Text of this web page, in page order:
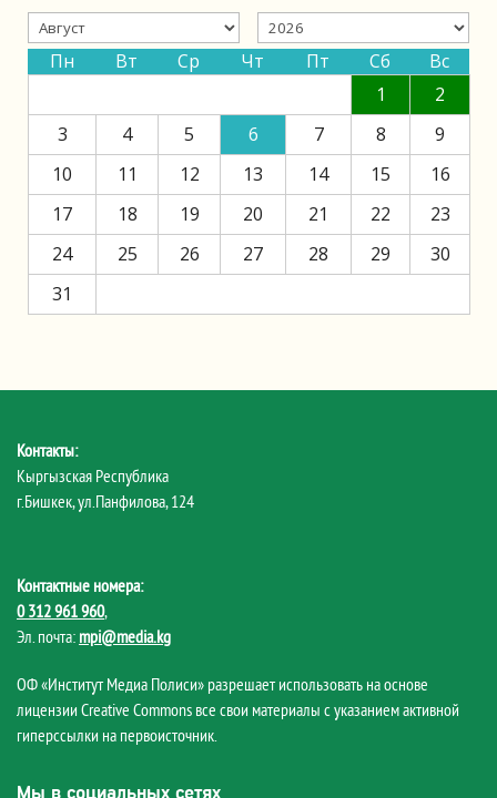
Пн Вт Ср Чт Пт Сб
Вс
1
2
3
4 5 6 7 8
9
10
11 12 13 14 15
16
17
18 19 20 21 22
23
24
25 26 27 28 29
30
31
Контакты:
Кыргызская Республика
г.Бишкек, ул.Панфилова, 124
Контактные номера:
0 312 961 960,
Эл. почта: mpi@media.kg
ОФ «Институт Медиа Полиси» разрешает использовать на основе
лицензии Creative Commons все свои материалы с указанием активной
гиперссылки на первоисточник.
Мы в социальных сетях